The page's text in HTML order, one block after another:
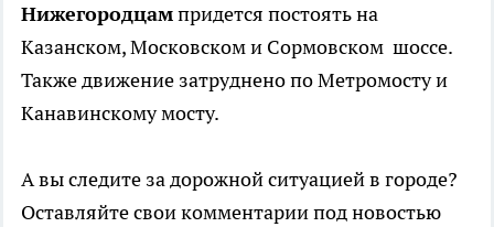
Нижегородцампридется постоять на
Казанском, Московском и Сормовском шоссе.
Также движение затруднено по Метромосту и
Канавинскому мосту.
А вы следите за дорожной ситуацией в городе?
Оставляйте свои комментарии под новостью